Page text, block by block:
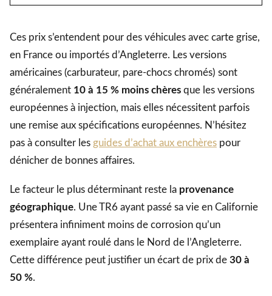
Ces prix s’entendent pour des véhicules avec carte grise,
en France ou importés d’Angleterre. Les versions
américaines (carburateur, pare-chocs chromés) sont
généralement 10 à 15 % moins chères que les versions
européennes à injection, mais elles nécessitent parfois
une remise aux spécifications européennes. N’hésitez
pas à consulter les guides d’achat aux enchères pour
dénicher de bonnes affaires.
Le facteur le plus déterminant reste la provenance
géographique. Une TR6 ayant passé sa vie en Californie
présentera infiniment moins de corrosion qu’un
exemplaire ayant roulé dans le Nord de l’Angleterre.
Cette différence peut justifier un écart de prix de 30 à
50 %.